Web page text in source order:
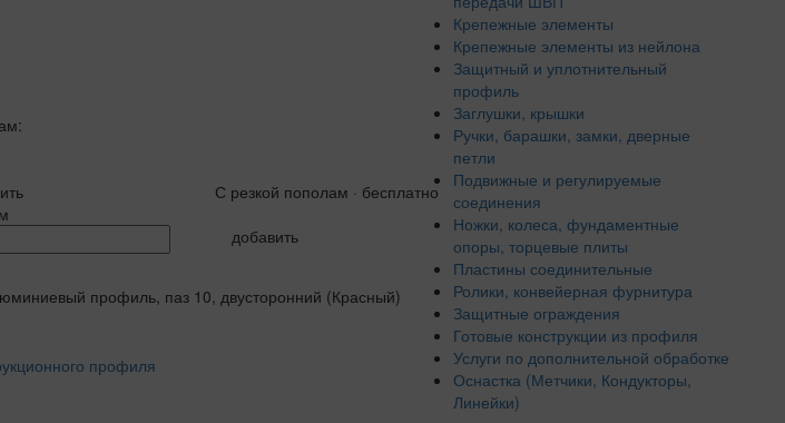
С резкой пополам · бесплатно
добавить
Крепежные элементы
Крепежные элементы из нейлона
Защитный и уплотнительный
профиль
Заглушки, крышки
Ручки, барашки, замки, дверные
петли
Подвижные и регулируемые
соединения
Ножки, колеса, фундаментные
опоры, торцевые плиты
Пластины соединительные
Ролики, конвейерная фурнитура
Защитные ограждения
Готовые конструкции из профиля
Услуги по дополнительной обработке
Оснастка (Метчики, Кондукторы,
Линейки)